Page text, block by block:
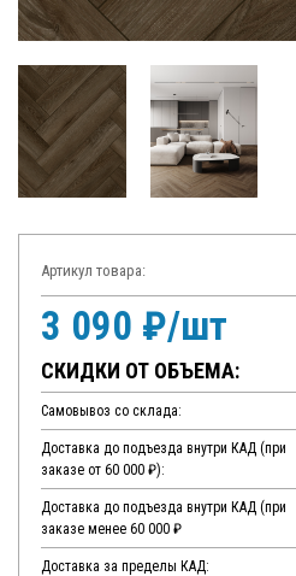
Артикул товара:
3 090 ₽/шт
СКИДКИ ОТ ОБЪЕМА:
Самовывоз со склада:
Доставка до подъезда внутри КАД (при
заказе от 60 000 ₽):
Доставка до подъезда внутри КАД (при
заказе менее 60 000 ₽
Доставка за пределы КАД: